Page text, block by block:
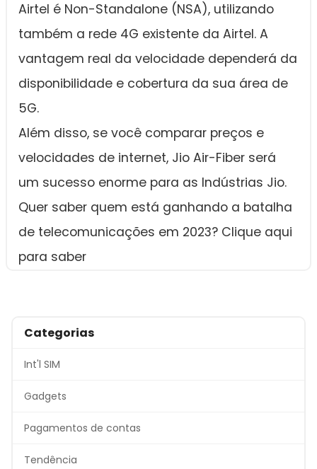
Airtel é Non-Standalone (NSA), utilizando
também a rede 4G existente da Airtel. A
vantagem real da velocidade dependerá da
disponibilidade e cobertura da sua área de
5G.
Além disso, se você comparar preços e
velocidades de internet, Jio Air-Fiber será
um sucesso enorme para as Indústrias Jio.
Quer saber quem está ganhando a batalha
de telecomunicações em 2023? Clique aqui
para saber
Categorias
Int'l SIM
Gadgets
Pagamentos de contas
Tendência